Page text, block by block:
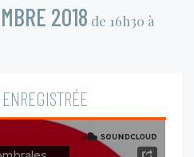
2018 de 16h30 à